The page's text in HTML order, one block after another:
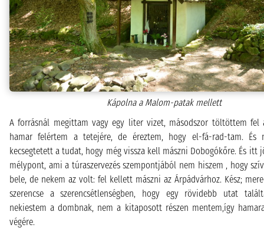
Kápolna a Malom-patak mellett
A forrásnál megittam vagy egy liter vizet, másodszor töltöttem fel
hamar felértem a tetejére, de éreztem, hogy el-fá-rad-tam. És
kecsegtetett a tudat, hogy még vissza kell mászni Dobogókőre. És itt
mélypont, ami a túraszervezés szempontjából nem hiszem , hogy
bele, de nekem az volt: fel kellett mászni az Árpádvárhoz. Kész;
szerencse a szerencsétlenségben, hogy egy rövidebb utat
nekiestem a dombnak, nem a kitaposott részen mentem,így
végére.